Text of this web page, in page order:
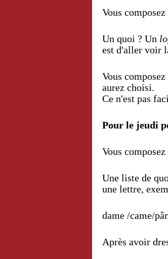
Vous composez
Un quoi ? Un
est d'aller voir
Vous
aurez choisi.
Ce n'est pas
Pour le jeudi
Vous
Une liste de
une lettre,
dame /came/
Après avoir